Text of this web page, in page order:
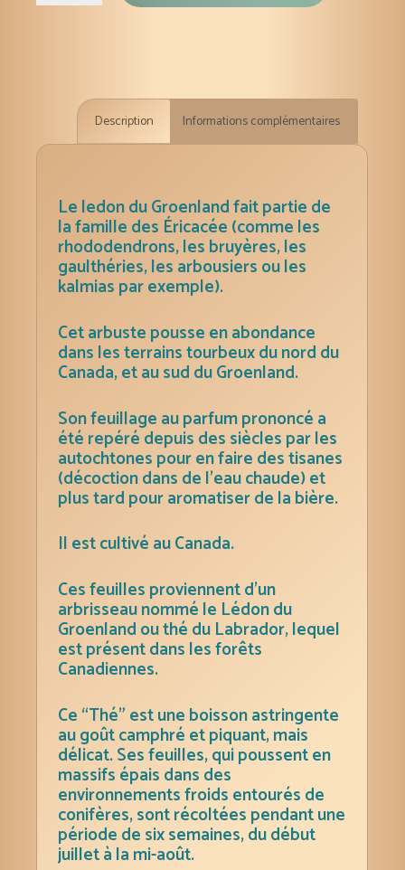
feuilles
sachet
Description Informations complémentaires
Le ledon du Groenland fait partie de
la famille des Éricacée (comme les
rhododendrons, les bruyères, les
gaulthéries, les arbousiers ou les
kalmias par exemple).
Cet arbuste pousse en abondance
dans les terrains tourbeux du nord du
Canada, et au sud du Groenland.
Son feuillage au parfum prononcé a
été repéré depuis des siècles par les
autochtones pour en faire des tisanes
(décoction dans de l’eau chaude) et
plus tard pour aromatiser de la bière.
Il est cultivé au Canada.
Ces feuillesproviennent d’un
arbrisseau nommé le Lédon du
Groenland ou thé du Labrador, lequel
est présent dans les forêts
Canadiennes.
Ce “Thé” est une boisson astringente
au goût camphré et piquant, mais
délicat. Ses feuilles, qui poussent en
massifs épais dans des
environnements froids entourés de
conifères, sont récoltées pendant une
période de six semaines, du début
juillet à la mi-août.